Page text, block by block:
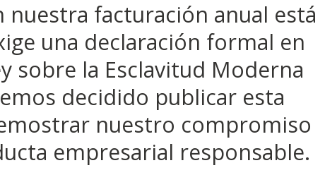
facturación anual está
una declaración formal en
sobre la Esclavitud Moderna
decidido publicar esta
nuestro compromiso
empresarial responsable.